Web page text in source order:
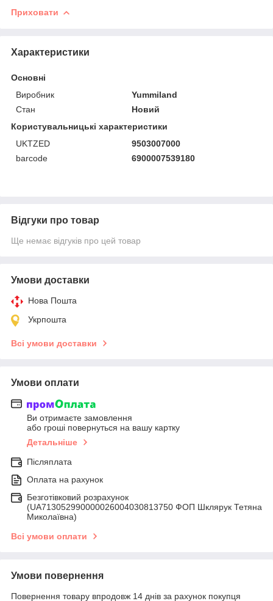
Приховати
Характеристики
Основні
Виробник
Yummiland
Стан
Новий
Користувальницькі характеристики
UKTZED
9503007000
barcode
6900007539180
Відгуки про товар
Ще немає відгуків про цей товар
Умови доставки
Нова Пошта
Укрпошта
Всі умови доставки
Умови оплати
Ви отримаєте замовлення
або гроші повернуться на вашу картку
Детальніше
Післяплата
Оплата на рахунок
Безготівковий розрахунок
(UA713052990000026004030813750 ФОП Шклярук Тетяна
Миколаївна)
Всі умови оплати
Умови повернення
Повернення товару впродовж 14 днів за рахунок покупця